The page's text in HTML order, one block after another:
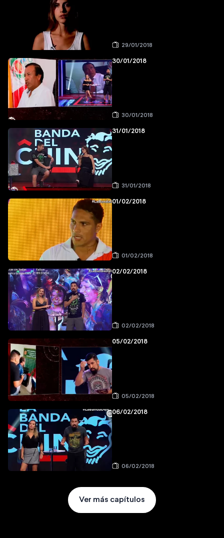
29/01/2018
30/01/2018
30/01/2018
31/01/2018
31/01/2018
01/02/2018
01/02/2018
02/02/2018
02/02/2018
05/02/2018
05/02/2018
06/02/2018
06/02/2018
Ver más capítulos